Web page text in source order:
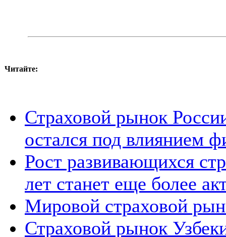
Читайте:
Страховой рынок
остался под влиянием
Рост развивающихся
лет станет еще более
Мировой страховой
Страховой рынок